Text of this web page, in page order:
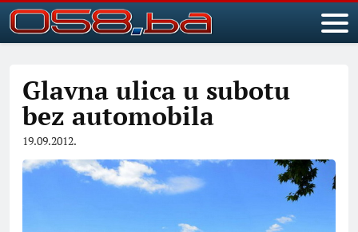
Glavna ulica u subotu
bez automobila
19.09.2012.